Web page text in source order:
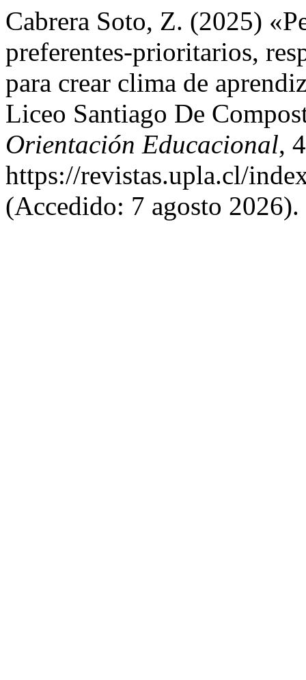
Cabrera Soto, Z. (2025)
preferentes-prioritarios,
para crear clima de
Liceo Santiago De
Orientación Educacional,
https://revistas.upla.cl/
(Accedido: 7 agosto 2026).